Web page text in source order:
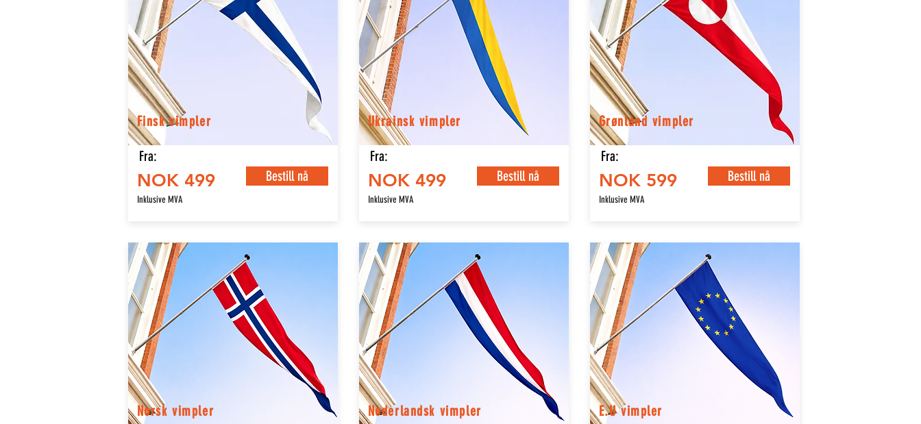
Finsk vimpler
Fra:
NOK 499 Bestill nå
Inklusive MVA
Ukrainsk vimpler
Fra:
NOK 499 Bestill nå
Inklusive MVA
Grønland vimpler
Fra:
NOK 599 Bestill nå
Inklusive MVA
Norsk vimpler Nederlandsk vimpler E.U vimpler